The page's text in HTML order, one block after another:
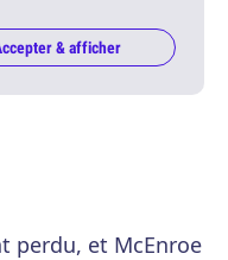
& afficher
perdu, et McEnroe